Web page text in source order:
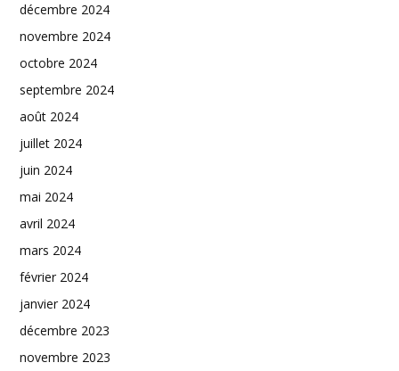
décembre 2024
novembre 2024
octobre 2024
septembre 2024
août 2024
juillet 2024
juin 2024
mai 2024
avril 2024
mars 2024
février 2024
janvier 2024
décembre 2023
novembre 2023